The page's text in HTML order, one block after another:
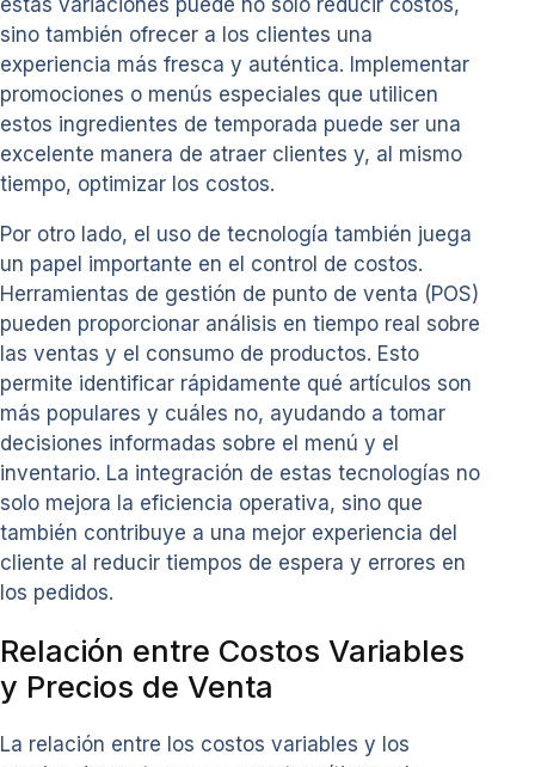
estas variaciones puede no solo reducir costos,
sino también ofrecer a los clientes una
experiencia más fresca y auténtica. Implementar
promociones o menús especiales que utilicen
estos ingredientes de temporada puede ser una
excelente manera de atraer clientes y, al mismo
tiempo, optimizar los costos.
Por otro lado, el uso de tecnología también juega
un papel importante en el control de costos.
Herramientas de gestión de punto de venta (POS)
pueden proporcionar análisis en tiempo real sobre
las ventas y el consumo de productos. Esto
permite identificar rápidamente qué artículos son
más populares y cuáles no, ayudando a tomar
decisiones informadas sobre el menú y el
inventario. La integración de estas tecnologías no
solo mejora la eficiencia operativa, sino que
también contribuye a una mejor experiencia del
cliente al reducir tiempos de espera y errores en
los pedidos.
Relación entre Costos Variables
y Precios de Venta
La relación entre los costos variables y los